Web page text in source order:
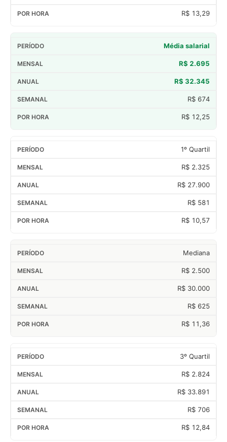
R$ 13,29
Média salarial
R$ 2.695
R$ 32.345
R$ 674
R$ 12,25
1º Quartil
R$ 2.325
R$ 27.900
R$ 581
R$ 10,57
Mediana
R$ 2.500
R$ 30.000
R$ 625
R$ 11,36
3º Quartil
R$ 2.824
R$ 33.891
R$ 706
R$ 12,84